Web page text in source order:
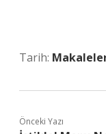
Tarih:
Önceki Yazı